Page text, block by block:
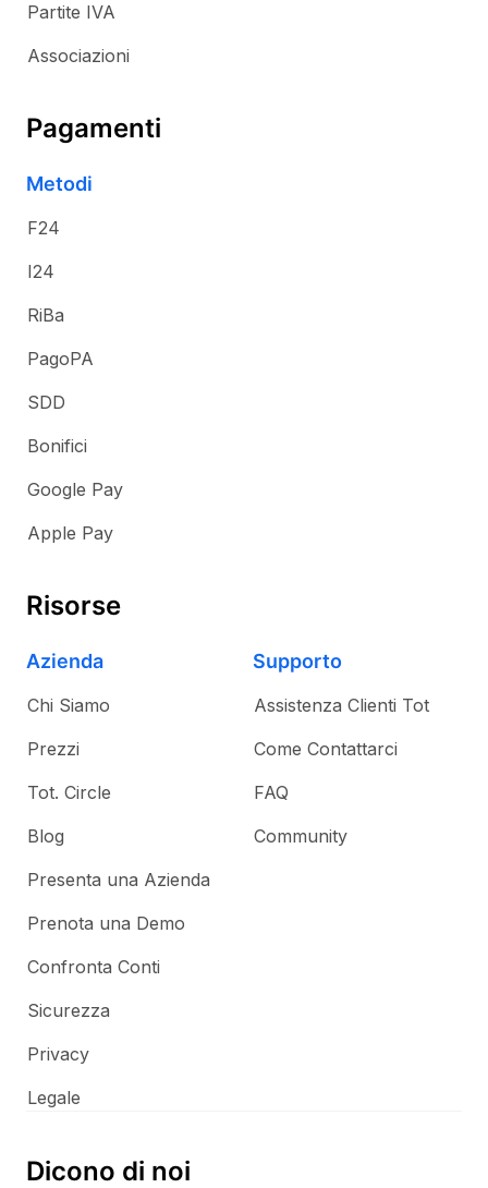
Partite IVA
Associazioni
Pagamenti
Metodi
F24
I24
RiBa
PagoPA
SDD
Bonifici
Google Pay
Apple Pay
Risorse
Azienda
Chi Siamo
Prezzi
Tot. Circle
Blog
Presenta una Azienda
Prenota una Demo
Confronta Conti
Sicurezza
Privacy
Legale
Supporto
Assistenza Clienti Tot
Come Contattarci
FAQ
Community
Dicono di noi